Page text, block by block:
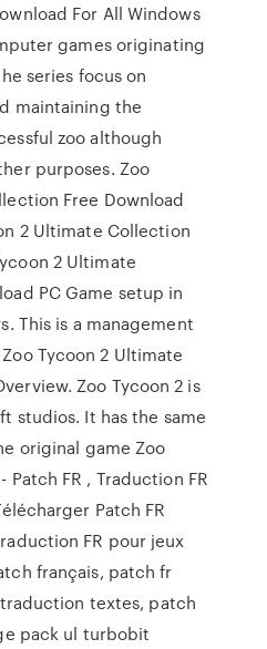
For All Windows
games originating
series focus on
maintaining the
zoo although
purposes. Zoo
Free Download
2 Ultimate Collection
2 Ultimate
PC Game setup in
This is a management
Tycoon 2 Ultimate
Zoo Tycoon 2 is
studios. It has the same
original game Zoo
Patch FR , Traduction FR
Patch FR
FR pour jeux
français, patch fr
textes, patch
pack ul turbobit